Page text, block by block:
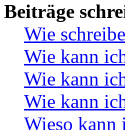
Beiträge
Wie
Wie kann
Wie kann
Wie kann
Wieso